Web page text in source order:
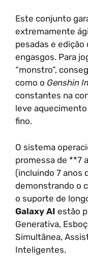
Este conjunto
extremamente
pesadas e
engasgos. Para
“monstro”,
como o Genshin
constantes na
leve
fino.
O sistema
promessa de **7
(incluindo 7 anos
demonstrando o
o suporte de
Galaxy AI estão
Generativa,
Simultânea,
Inteligentes.